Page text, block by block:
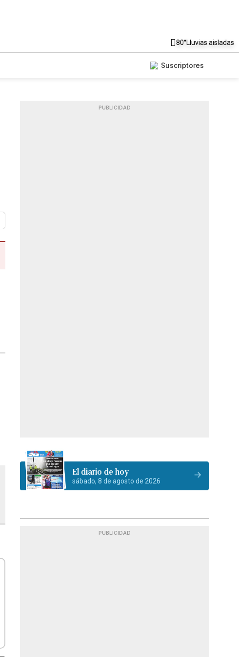
80°Lluvias aisladas
Suscriptores
PUBLICIDAD
El diario de hoy
sábado, 8 de agosto de 2026
PUBLICIDAD